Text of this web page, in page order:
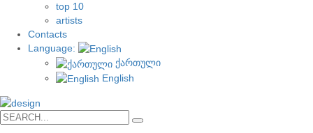
top 10
artists
Contacts
Language:
ქართული
English